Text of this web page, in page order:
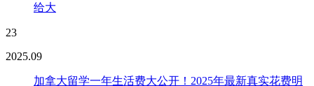
给大
23
2025.09
加拿大留学一年生活费大公开！2025年最新真实花费明